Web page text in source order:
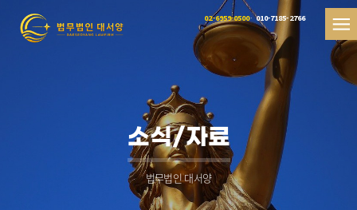
02-6959-0500 010-7185-2766
소식/자료
법무법인 대서양